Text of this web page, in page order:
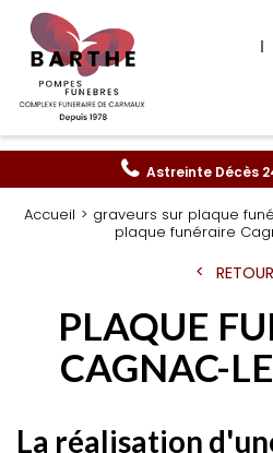
Astreinte Décès
Accueil graveurs sur plaque
plaque funéraire
RETOUR
PLAQUE
CAGNAC-
La réalisation